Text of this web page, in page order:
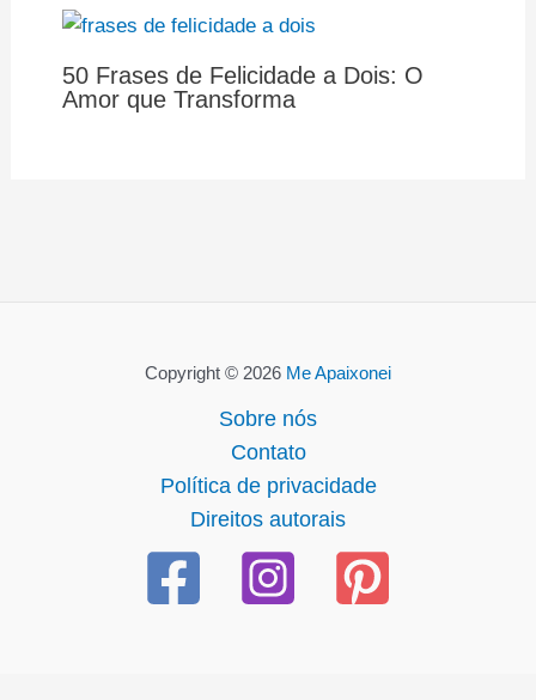
50 Frases de Felicidade a Dois: O
Amor que Transforma
Copyright © 2026 Me Apaixonei
Sobre nós
Contato
Política de privacidade
Direitos autorais